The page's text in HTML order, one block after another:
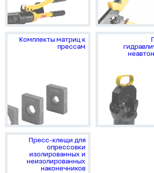
Комплекты матриц к
прессам
Пресс-клещи для
опрессовки
изолированных и
неизолированных
наконечников